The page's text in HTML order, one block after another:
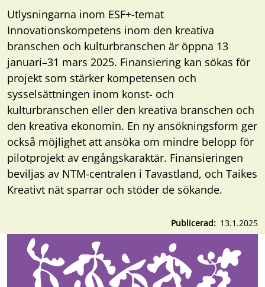
Utlysningarna inom ESF+-temat
Innovationskompetens inom den kreativa
branschen och kulturbranschen är öppna 13
januari–31 mars 2025. Finansiering kan sökas för
projekt som stärker kompetensen och
sysselsättningen inom konst- och
kulturbranschen eller den kreativa branschen och
den kreativa ekonomin. En ny ansökningsform ger
också möjlighet att ansöka om mindre belopp för
pilotprojekt av engångskaraktär. Finansieringen
beviljas av NTM-centralen i Tavastland, och Taikes
Kreativt nät sparrar och stöder de sökande.
Publicerad 13.1.2025